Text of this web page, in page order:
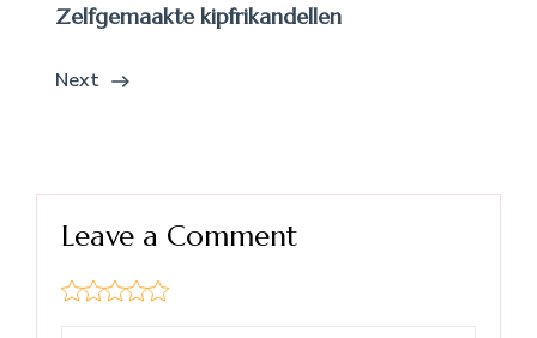
Zelfgemaakte kipfrikandellen
Next
Leave a Comment